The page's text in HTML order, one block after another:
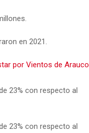
en 2021.
por Vientos de Arauco
23% con respecto al
23% con respecto al